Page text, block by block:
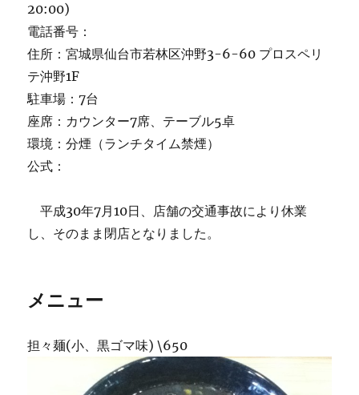
20:00)
電話番号：
住所：宮城県仙台市若林区沖野3-6-60 プロスペリ
テ沖野1F
駐車場：7台
座席：カウンター7席、テーブル5卓
環境：分煙（ランチタイム禁煙）
公式：
平成30年7月10日、店舗の交通事故により休業
し、そのまま閉店となりました。
メニュー
担々麺(小、黒ゴマ味) \650